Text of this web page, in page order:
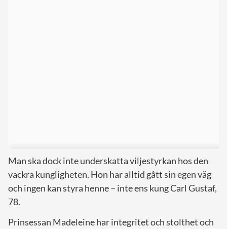
Man ska dock inte underskatta viljestyrkan hos den
vackra kungligheten. Hon har alltid gått sin egen väg
och ingen kan styra henne – inte ens kung Carl Gustaf,
78.
Prinsessan Madeleine har integritet och stolthet och